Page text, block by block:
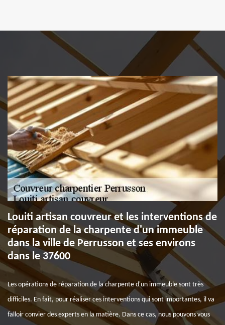
Louiti artisan couvreur et les interventions de
réparation de la charpente d'un immeuble
dans la ville de Perrusson et ses environs
dans le 37600
Les opérations de réparation de la charpente d'un immeuble sont très
difficiles. En fait, pour réaliser ces interventions qui sont importantes, il va
falloir convier des experts en la matière. Dans ce cas, nous pouvons vous